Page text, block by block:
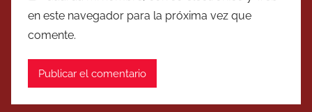
en este navegador para la próxima vez que
comente.